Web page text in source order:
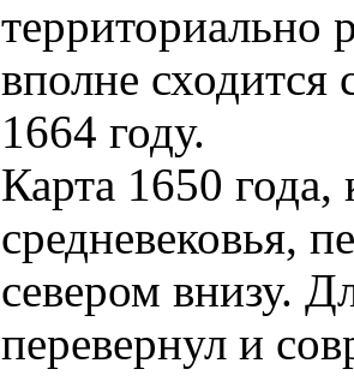
территориально
вполне
1664 году.
Карта 1650
средневековья,
севером внизу.
перевернул и